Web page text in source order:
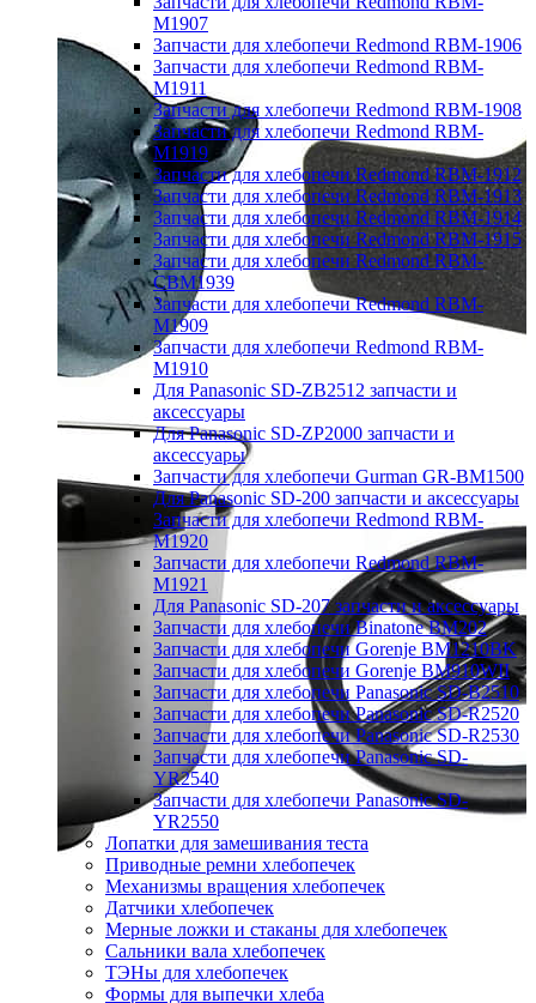
M1907
Запчасти для хлебопечи Redmond RBM-1906
Запчасти для хлебопечи Redmond RBM-
M1911
Запчасти для хлебопечи Redmond RBM-1908
Запчасти для хлебопечи Redmond RBM-
M1919
Запчасти для хлебопечи Redmond RBM-1912
Запчасти для хлебопечи Redmond RBM-1913
Запчасти для хлебопечи Redmond RBM-1914
Запчасти для хлебопечи Redmond RBM-1915
Запчасти для хлебопечи Redmond RBM-
CBM1939
Запчасти для хлебопечи Redmond RBM-
M1909
Запчасти для хлебопечи Redmond RBM-
M1910
Для Panasonic SD-ZB2512 запчасти и
аксессуары
Для Panasonic SD-ZP2000 запчасти и
аксессуары
Запчасти для хлебопечи Gurman GR-BM1500
Для Panasonic SD-200 запчасти и аксессуары
Запчасти для хлебопечи Redmond RBM-
M1920
Запчасти для хлебопечи Redmond RBM-
M1921
Для Panasonic SD-207 запчасти и аксессуары
Запчасти для хлебопечи Binatone BM202
Запчасти для хлебопечи Gorenje BM1210BK
Запчасти для хлебопечи Gorenje BM910WII
Запчасти для хлебопечи Panasonic SD-B2510
Запчасти для хлебопечи Panasonic SD-R2520
Запчасти для хлебопечи Panasonic SD-R2530
Запчасти для хлебопечи Panasonic SD-
YR2540
Запчасти для хлебопечи Panasonic SD-
YR2550
Лопатки для замешивания теста
Приводные ремни хлебопечек
Механизмы вращения хлебопечек
Датчики хлебопечек
Мерные ложки и стаканы для хлебопечек
Сальники вала хлебопечек
ТЭНы для хлебопечек
Формы для выпечки хлеба